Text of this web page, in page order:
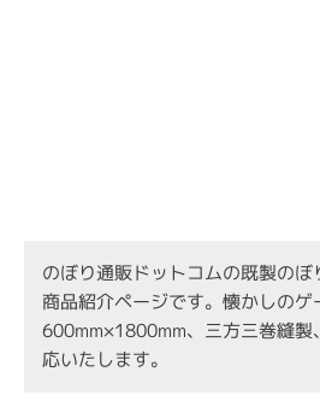
のぼり通販ドットコムの既製の
商品紹介ページです。懐かしの
600mm×1800mm、三方三巻縫
応いたします。